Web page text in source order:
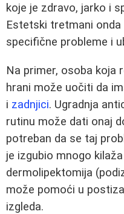
koje je zdravo, jarko i
Estetski tretmani onda
specifične probleme i
Na primer, osoba koja
hrani može uočiti da
i zadnjici. Ugradnja
rutinu može dati onaj
potreban da se taj
je izgubio mnogo
dermolipektomija
može pomoći u
izgleda.